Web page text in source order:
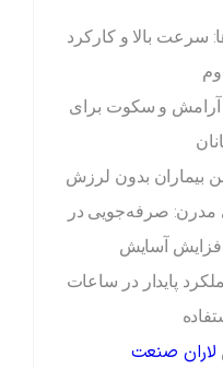
سرعت بالا و کارکرد
آرامش و سکوت برای
بیماران بدون لرزش
صرفه‌جویی در
آسایش
پایدار در ساعات
لاران صنعت